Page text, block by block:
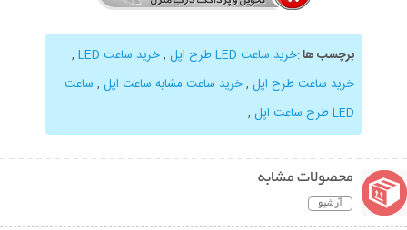
برچسب ها:خرید ساعت LED طرح اپل ,خرید ساعت LED
,
خرید ساعت طرح اپل ,خرید ساعت مشابه ساعت اپل , ساعت
LED طرح ساعت اپل
,
محصولات مشابه
آرشیو